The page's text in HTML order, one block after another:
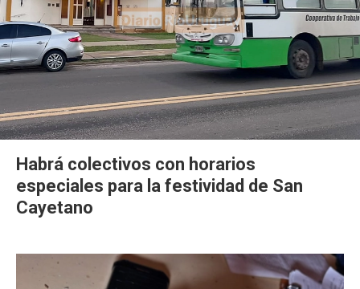
Habrá colectivos con horarios
especiales para la festividad de San
Cayetano